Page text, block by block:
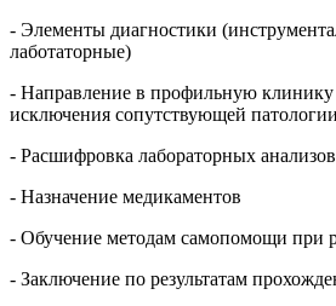
- Элементы диагностики
лаботаторные)
- Направление в профильную клинику
исключения сопутствующей патологии
- Расшифровка лабораторных анализов
- Назначение медикаментов
- Обучение методам самопомощи при
- Заключение по результатам